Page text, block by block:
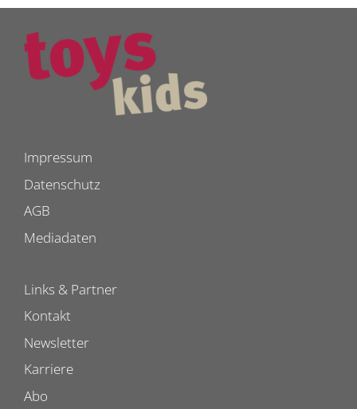
Impressum
Datenschutz
AGB
Mediadaten
Links & Partner
Kontakt
Newsletter
Karriere
Abo